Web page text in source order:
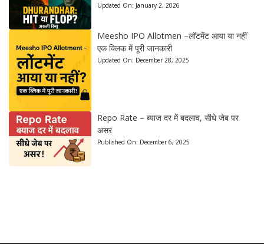
Updated On: January 2, 2026
Meesho IPO Allotmen –लॉटमेंट आया या नहीं
एक क्लिक में पूरी जानकारी
Updated On: December 28, 2025
Repo Rate – ब्याज दर में बदलाव, सीधे जेब पर
असर
Published On: December 6, 2025